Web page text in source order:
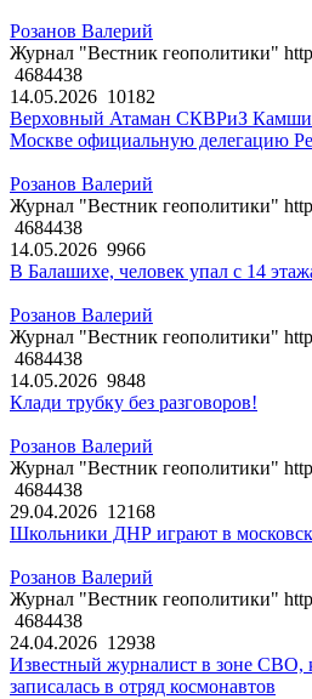
Розанов Валерий
Журнал "Вестник геополитики"
4684438
14.05.2026 10182
Верховный Атаман СКВРиЗ
Москве официальную делегацию
Розанов Валерий
Журнал "Вестник геополитики"
4684438
14.05.2026 9966
В Балашихе, человек упал с 14
Розанов Валерий
Журнал "Вестник геополитики"
4684438
14.05.2026 9848
Клади трубку без разговоров!
Розанов Валерий
Журнал "Вестник геополитики"
4684438
29.04.2026 12168
Школьники ДНР играют в
Розанов Валерий
Журнал "Вестник геополитики"
4684438
24.04.2026 12938
Известный журналист в зоне СВО,
записалась в отряд космонавтов